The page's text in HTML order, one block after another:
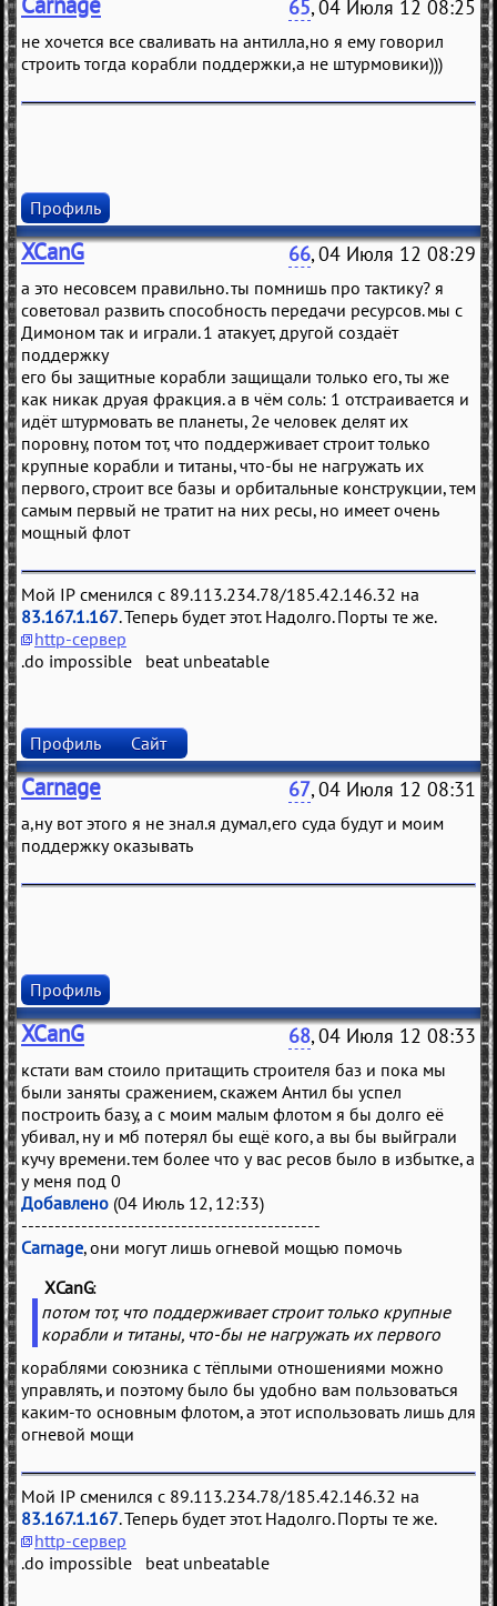
65, 04 Июля 12 08:25
не хочется все сваливать на антилла,но я ему говорил
строить тогда корабли поддержки,а не штурмовики)))
Профиль
XCanG 66, 04 Июля 12 08:29
а это несовсем правильно. ты помнишь про тактику? я
советовал развить способность передачи ресурсов. мы с
Димоном так и играли. 1 атакует, другой создаёт
поддержку
его бы защитные корабли защищали только его, ты же
как никак друая фракция. а в чём соль: 1 отстраивается и
идёт штурмовать ве планеты, 2е человек делят их
поровну, потом тот, что поддерживает строит только
крупные корабли и титаны, что-бы не нагружать их
первого, строит все базы и орбитальные конструкции, тем
самым первый не тратит на них ресы, но имеет очень
мощный флот
Мой IP сменился с 89.113.234.78/185.42.146.32 на
83.167.1.167. Теперь будет этот. Надолго. Порты те же.
http-сервер
.do impossible beat unbeatable
Профиль Сайт
Carnage 67, 04 Июля 12 08:31
а,ну вот этого я не знал.я думал,его суда будут и моим
поддержку оказывать
Профиль
XCanG 68, 04 Июля 12 08:33
кстати вам стоило притащить строителя баз и пока мы
были заняты сражением, скажем Антил бы успел
построить базу, а с моим малым флотом я бы долго её
убивал, ну и мб потерял бы ещё кого, а вы бы выйграли
кучу времени. тем более что у вас ресов было в избытке, а
у меня под 0
Добавлено (04 Июль 12, 12:33)
---------------------------------------------
Carnage, они могут лишь огневой мощью помочь
XCanG
потом тот, что поддерживает строит только крупные
корабли и титаны, что-бы не нагружать их первого
кораблями союзника с тёплыми отношениями можно
управлять, и поэтому было бы удобно вам пользоваться
каким-то основным флотом, а этот использовать лишь для
огневой мощи
Мой IP сменился с 89.113.234.78/185.42.146.32 на
83.167.1.167. Теперь будет этот. Надолго. Порты те же.
http-сервер
.do impossible beat unbeatable